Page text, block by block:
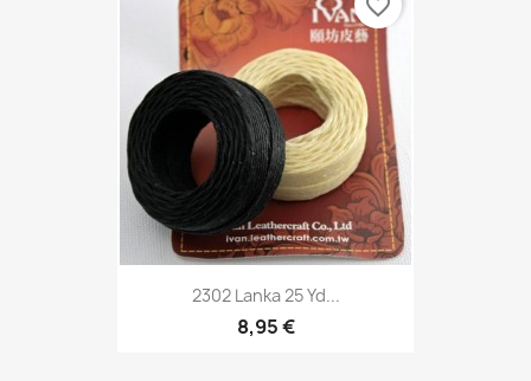
2302 Lanka 25 Yd...
8,95 €
favorite_border